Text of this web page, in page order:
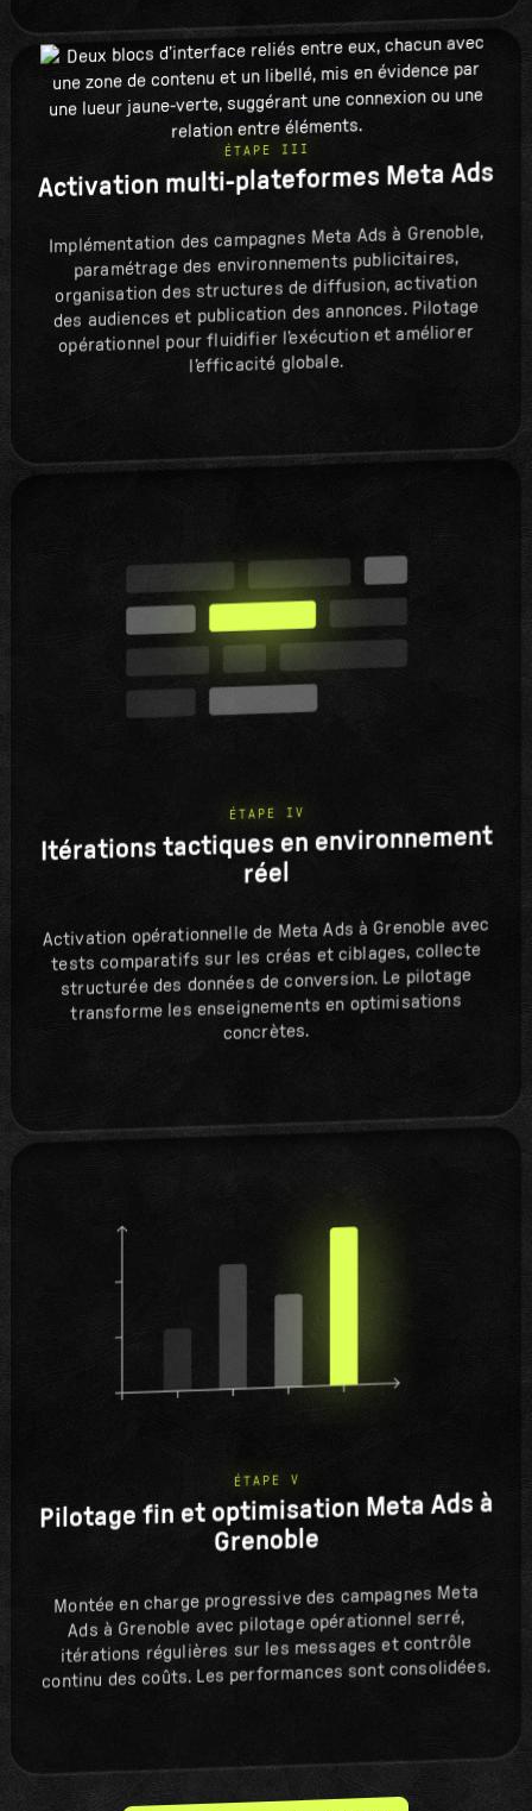
ÉTAPE III
Activation multi-plateformes Meta Ads
Implémentation des campagnes Meta Ads à Grenoble,
paramétrage des environnements publicitaires,
organisation des structures de diffusion, activation
des audiences et publication des annonces. Pilotage
opérationnel pour fluidifier l’exécution et améliorer
l’efficacité globale.
ÉTAPE IV
Itérations tactiques en environnement
réel
Activation opérationnelle de Meta Ads à Grenoble avec
tests comparatifs sur les créas et ciblages, collecte
structurée des données de conversion. Le pilotage
transforme les enseignements en optimisations
concrètes.
ÉTAPE V
Pilotage fin et optimisation Meta Ads à
Grenoble
Montée en charge progressive des campagnes Meta
Ads à Grenoble avec pilotage opérationnel serré,
itérations régulières sur les messages et contrôle
continu des coûts. Les performances sont consolidées.